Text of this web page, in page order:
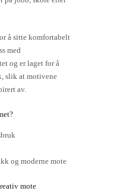
å sitte komfortabelt
med
og er laget for å
slik at motivene
av.
og moderne mote
mote